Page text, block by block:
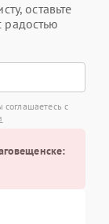
оставьте
с